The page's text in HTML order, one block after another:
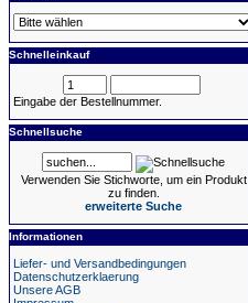
Schnelleinkauf
Eingabe der Bestellnummer.
Schnellsuche
Verwenden Sie Stichworte, um ein Produkt
zu finden.
erweiterte Suche
Informationen
Liefer- und Versandbedingungen
Datenschutzerklaerung
Unsere AGB